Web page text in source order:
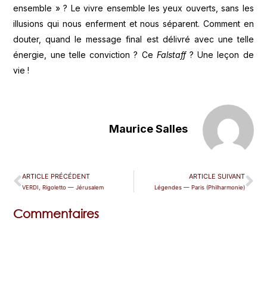
ensemble » ? Le vivre ensemble les yeux ouverts, sans les
illusions qui nous enferment et nous séparent. Comment en
douter, quand le message final est délivré avec une telle
énergie, une telle conviction ? Ce Falstaff ? Une leçon de
vie !
Maurice Salles
ARTICLE PRÉCÉDENT
VERDI, Rigoletto — Jérusalem
ARTICLE SUIVANT
Légendes — Paris (Philharmonie)
Commentaires